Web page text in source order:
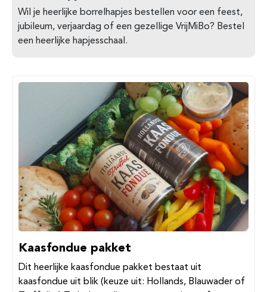
Wil je heerlijke borrelhapjes bestellen voor een feest,
jubileum, verjaardag of een gezellige VrijMiBo? Bestel
een heerlijke hapjesschaal.
Kaasfondue pakket
Dit heerlijke kaasfondue pakket bestaat uit
kaasfondue uit blik (keuze uit: Hollands, Blauwader of